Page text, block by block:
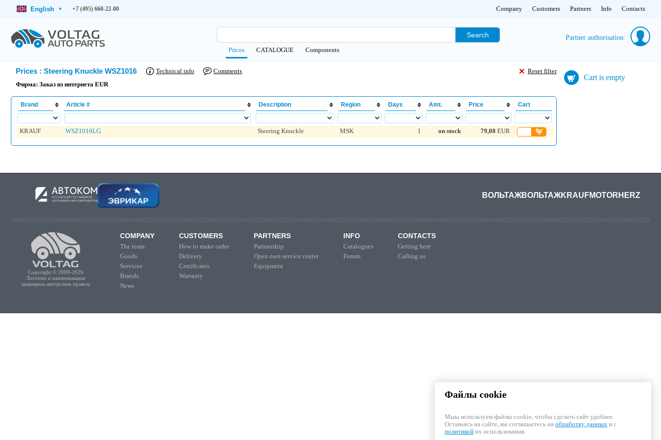
English ▾ +7 (495) 660-22-00 Company Customers Partners Info Contacts
Search
Prices CATALOGUE Сomponents
Partner authorisation:
Prices : Steering Knuckle WSZ1016 Technical info Comments
Reset filter
Фирма: Заказ из интернета EUR
Brand Article # Description Region Days Amt. Price Cart
KRAUF WSZ1016LG Steering Knuckle MSK 1 on stock 79,08 EUR
Cart is empty
ВОЛЬТАЖВОЛЬТАЖKRAUFMOTORHERZ
Copyright © 2009-2026
Логотип и наименование
защищены авторским правом
COMPANY
The team
Goods
Services
Brands
News
CUSTOMERS
How to make order
Delivery
Certificates
Warranty
PARTNERS
Partnership
Open own service center
Equipment
INFO
Catalogues
Forum
CONTACTS
Getting here
Calling us
Файлы cookie
Мыы используем файлы cookie, чтобы cделать сайт удобнее.
Оставаясь на сайте, вы соглашаетесь на обработку данных и с
политикой их использования.